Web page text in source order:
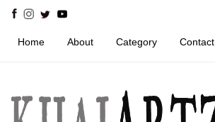
Home About Category Contact